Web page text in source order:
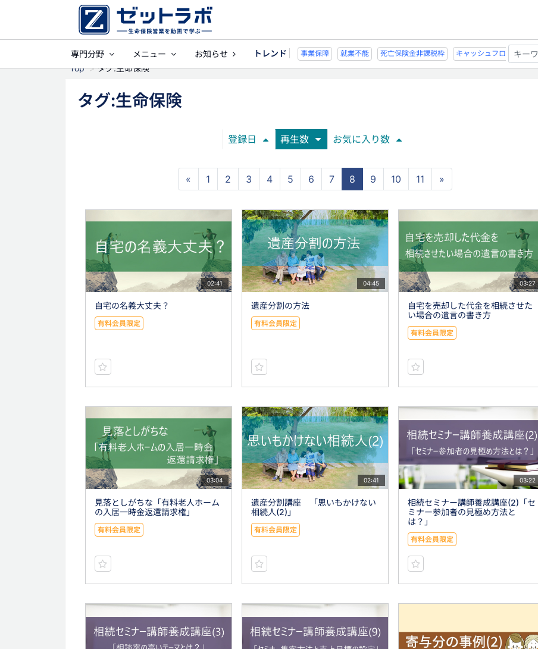
専門分野 メニュー お知らせ トレンド
事業保障 就業不能 死亡保険金非課税枠 キャッシュフロー 宗教法人 事業保障 就業不能
Top
タグ:生命保険
タグ:生命保険
登録日 再生数 お気に入り数
« 1 2 3 4 5 6 7 8 9 10 11 »
02:41
自宅の名義大丈夫？
有料会員限定
04:45
遺産分割の方法
有料会員限定
03:27
自宅を売却した代金を相続させた
い場合の遺言の書き方
有料会員限定
03:04
見落としがちな「有料老人ホーム
の入居一時金返還請求権」
有料会員限定
02:41
遺産分割講座 「思いもかけない
相続人(2)」
有料会員限定
03:22
相続セミナー講師養成講座(2)「セ
ミナー参加者の見極め方法と
は？」
有料会員限定